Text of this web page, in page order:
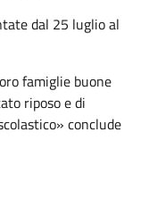
dal 25 luglio al
famiglie buone
riposo e di
conclude